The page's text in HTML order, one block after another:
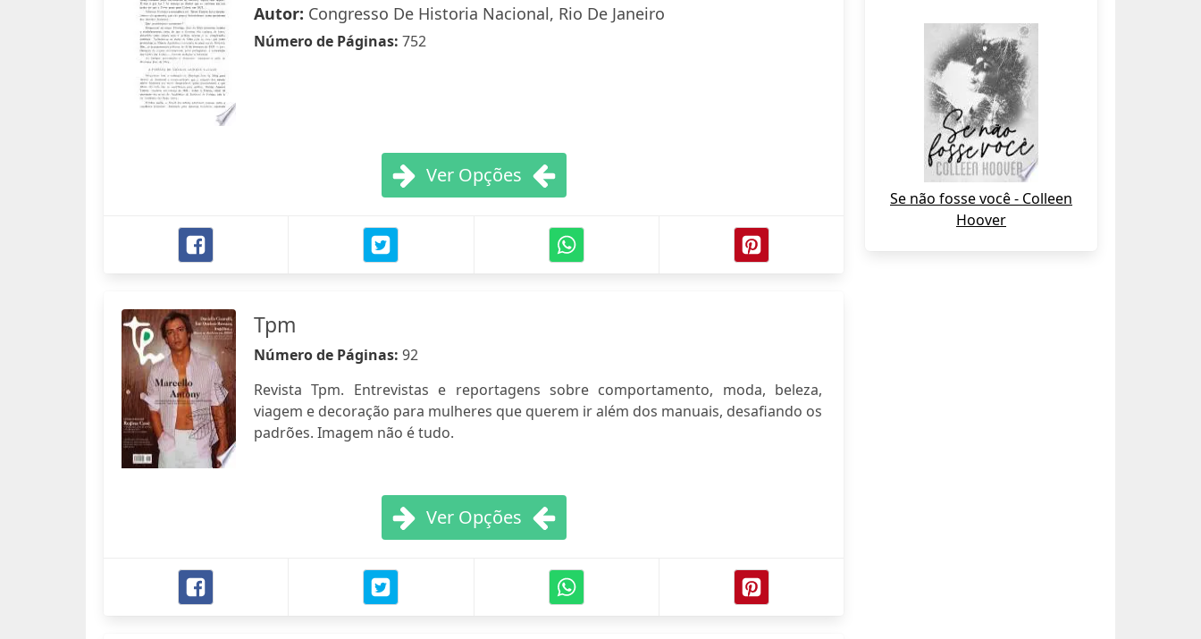
Autor: Congresso De Historia Nacional, Rio De Janeiro
Número de Páginas: 752
Ver Opções
Tpm
Número de Páginas: 92
Revista Tpm. Entrevistas e reportagens sobre comportamento, moda, beleza,
viagem e decoração para mulheres que querem ir além dos manuais, desafiando os
padrões. Imagem não é tudo.
Ver Opções
Se não fosse você - Colleen
Hoover